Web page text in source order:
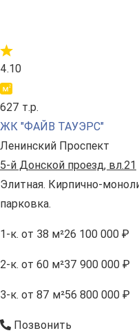
4.10
627 т.р.
ЖК "ФАЙВ ТАУЭРС"
Ленинский Проспект
5-й Донской проезд, вл.21
Элитная. Кирпично-
парковка.
1-к. от 38 м²26 100 000 ₽
2-к. от 60 м²37 900 000 ₽
3-к. от 87 м²56 800 000 ₽
Позвонить